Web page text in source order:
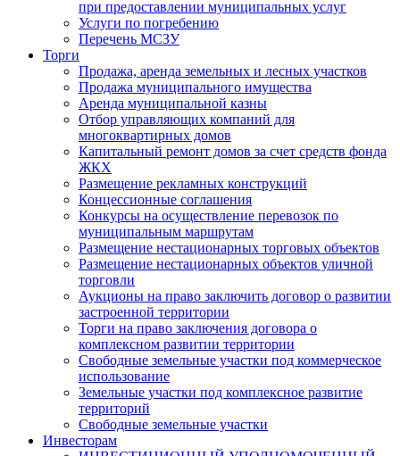
при предоставлении муниципальных услуг
Услуги по погребению
Перечень МСЗУ
Торги
Продажа, аренда земельных и лесных участков
Продажа муниципального имущества
Аренда муниципальной казны
Отбор управляющих компаний для
многоквартирных домов
Капитальный ремонт домов за счет средств фонда
ЖКХ
Размещение рекламных конструкций
Концессионные соглашения
Конкурсы на осуществление перевозок по
муниципальным маршрутам
Размещение нестационарных торговых объектов
Размещение нестационарных объектов уличной
торговли
Аукционы на право заключить договор о развитии
застроенной территории
Торги на право заключения договора о
комплексном развитии территории
Свободные земельные участки под коммерческое
использование
Земельные участки под комплексное развитие
территорий
Свободные земельные участки
Инвесторам